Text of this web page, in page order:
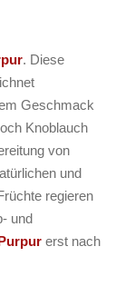
. Diese
Geschmack
Knoblauch
von
und
regieren
und
erst nach